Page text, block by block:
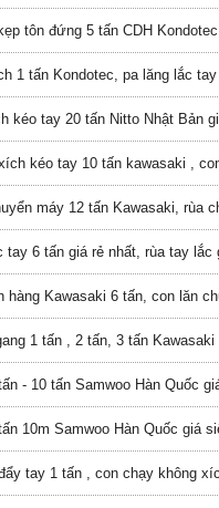
tôn đứng 5 tấn CDH
1 tấn Kondotec, pa lăng lắc
kéo tay 20 tấn Nitto Nhật Bản
kéo tay 10 tấn kawasaki ,
máy 12 tấn Kawasaki, rùa
tay 6 tấn giá rẻ nhất, rùa tay lắc
hàng Kawasaki 6 tấn, con lăn
1 tấn , 2 tấn, 3 tấn Kawasaki
- 10 tấn Samwoo Hàn Quốc
10m Samwoo Hàn Quốc giá
tay 1 tấn , con chạy không